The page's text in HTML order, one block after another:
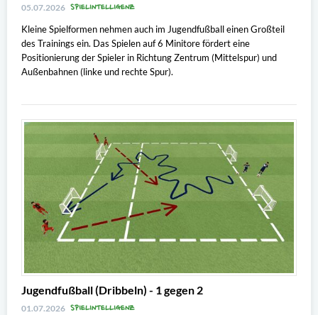
05.07.2026 SPIELINTELLIGENZ
Kleine Spielformen nehmen auch im Jugendfußball einen Großteil
des Trainings ein. Das Spielen auf 6 Minitore fördert eine
Positionierung der Spieler in Richtung Zentrum (Mittelspur) und
Außenbahnen (linke und rechte Spur).
Jugendfußball (Dribbeln) - 1 gegen 2
01.07.2026 SPIELINTELLIGENZ